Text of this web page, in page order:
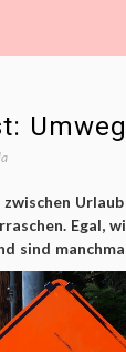
Egal,
sind